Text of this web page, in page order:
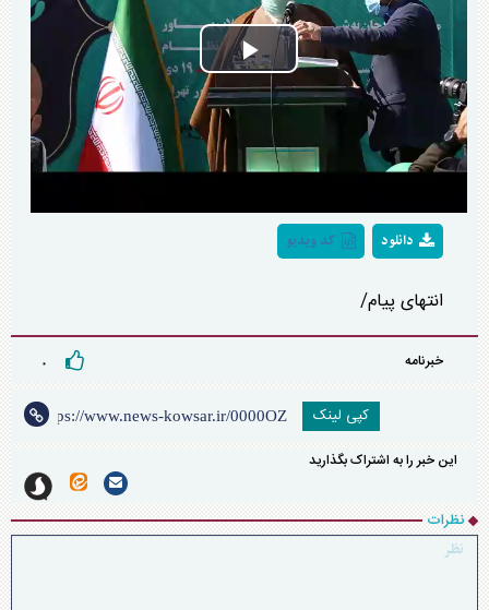
Play
Video
کد ویدیو دانلود
انتهای پیام/
خبرنامه ۰
کپی لینک
این خبر را به اشتراک بگذارید
نظرات